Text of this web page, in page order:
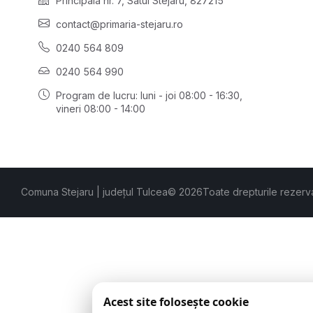
contact@primaria-stejaru.ro
0240 564 809
0240 564 990
Program de lucru: luni - joi 08:00 - 16:30,
vineri 08:00 - 14:00
Comuna Stejaru | județul Tulcea© 2026Toate drepturile
Acest site folosește cookie